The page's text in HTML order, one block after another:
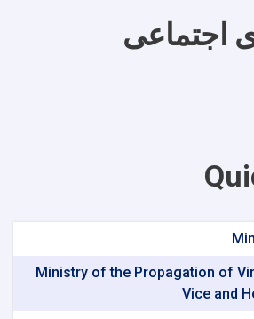
اجتماعی
Ministry of the Propagation of
Vice and